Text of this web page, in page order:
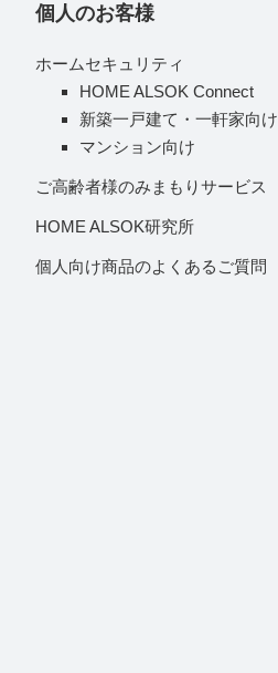
個人のお客様
ホームセキュリティ
HOME ALSOK Connect
新築一戸建て・一軒家向け
マンション向け
ご高齢者様のみまもりサービス
HOME ALSOK研究所
個人向け商品のよくあるご質問